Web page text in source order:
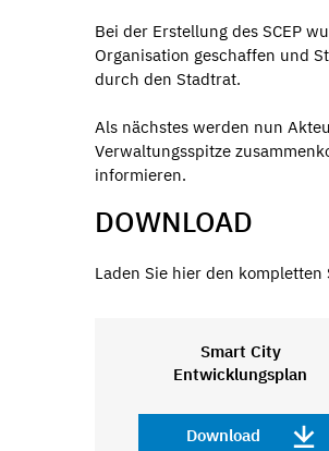
Bei der Erstellung des SCEP
Organisation geschaffen und
durch den Stadtrat.
Als nächstes werden nun
Verwaltungsspitze
informieren.
DOWNLOAD
Laden Sie hier den
Smart City
Entwicklungsplan
Download